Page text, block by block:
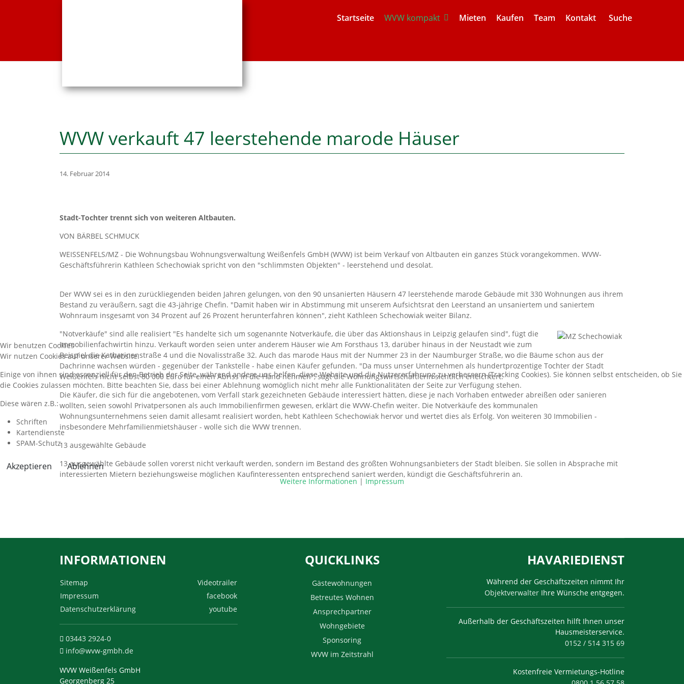
Startseite WVW kompakt Mieten Kaufen Team Kontakt Suche
WVW verkauft 47 leerstehende marode Häuser
14. Februar 2014
Stadt-Tochter trennt sich von weiteren Altbauten.
VON BÄRBEL SCHMUCK
WEISSENFELS/MZ - Die Wohnungsbau Wohnungsverwaltung Weißenfels GmbH (WVW) ist beim Verkauf von Altbauten ein ganzes Stück vorangekommen. WVW-
Geschäftsführerin Kathleen Schechowiak spricht von den "schlimmsten Objekten" - leerstehend und desolat.
Der WVW sei es in den zurückliegenden beiden Jahren gelungen, von den 90 unsanierten Häusern 47 leerstehende marode Gebäude mit 330 Wohnungen aus ihrem
Bestand zu veräußern, sagt die 43-jährige Chefin. "Damit haben wir in Abstimmung mit unserem Aufsichtsrat den Leerstand an unsaniertem und saniertem
Wohnraum insgesamt von 34 Prozent auf 26 Prozent herunterfahren können", zieht Kathleen Schechowiak weiter Bilanz.
"Notverkäufe" sind alle realisiert "Es handelte sich um sogenannte Notverkäufe, die über das Aktionshaus in Leipzig gelaufen sind", fügt die
Immobilienfachwirtin hinzu. Verkauft worden seien unter anderem Häuser wie Am Forsthaus 13, darüber hinaus in der Neustadt wie zum
Beispiel die Katharinenstraße 4 und die Novalisstraße 32. Auch das marode Haus mit der Nummer 23 in der Naumburger Straße, wo die Bäume schon aus der
Dachrinne wachsen würden - gegenüber der Tankstelle - habe einen Käufer gefunden. "Da muss unser Unternehmen als hundertprozentige Tochter der Stadt
Weißenfels nicht selbst 80 000 Euro für einen Abriss in die Hand nehmen", sagt die Wohnungswirtschaftlerin sichtlich erleichtert.
Die Käufer, die sich für die angebotenen, vom Verfall stark gezeichneten Gebäude interessiert hätten, diese je nach Vorhaben entweder abreißen oder sanieren
wollten, seien sowohl Privatpersonen als auch Immobilienfirmen gewesen, erklärt die WVW-Chefin weiter. Die Notverkäufe des kommunalen
Wohnungsunternehmens seien damit allesamt realisiert worden, hebt Kathleen Schechowiak hervor und wertet dies als Erfolg. Von weiteren 30 Immobilien -
insbesondere Mehrfamilienmietshäuser - wolle sich die WVW trennen.
13 ausgewählte Gebäude
13 ausgewählte Gebäude sollen vorerst nicht verkauft werden, sondern im Bestand des größten Wohnungsanbieters der Stadt bleiben. Sie sollen in Absprache mit
interessierten Mietern beziehungsweise möglichen Kaufinteressenten entsprechend saniert werden, kündigt die Geschäftsführerin an.
INFORMATIONEN
Sitemap
Videotrailer
Impressum
facebook
Datenschutzerklärung
youtube
03443 2924-0
info@wvw-gmbh.de
WVW Weißenfels GmbH
Georgenberg 25
QUICKLINKS
Gästewohnungen
Betreutes Wohnen
Ansprechpartner
Wohngebiete
Sponsoring
WVW im Zeitstrahl
HAVARIEDIENST
Während der Geschäftszeiten nimmt Ihr
Objektverwalter Ihre Wünsche entgegen.
Außerhalb der Geschäftszeiten hilft Ihnen unser
Hausmeisterservice.
0152 / 514 315 69
Kostenfreie Vermietungs-Hotline
Wir benutzen Cookies
Wir nutzen Cookies auf unserer Website.
Einige von ihnen sind essenziell für den Betrieb der Seite, während andere uns helfen, diese Website und die Nutzererfahrung zu verbessern (Tracking Cookies). Sie können selbst entscheiden, ob Sie
die Cookies zulassen möchten. Bitte beachten Sie, dass bei einer Ablehnung womöglich nicht mehr alle Funktionalitäten der Seite zur Verfügung stehen.
Diese wären z.B.:
Schriften
Kartendienste
SPAM-Schutz
Akzeptieren Ablehnen
Weitere Informationen | Impressum